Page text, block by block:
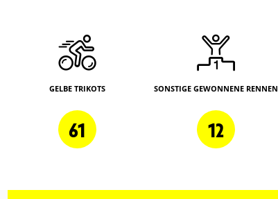
GELBE TRIKOTS
61
SONSTIGE GEWONNENE RENNEN
12